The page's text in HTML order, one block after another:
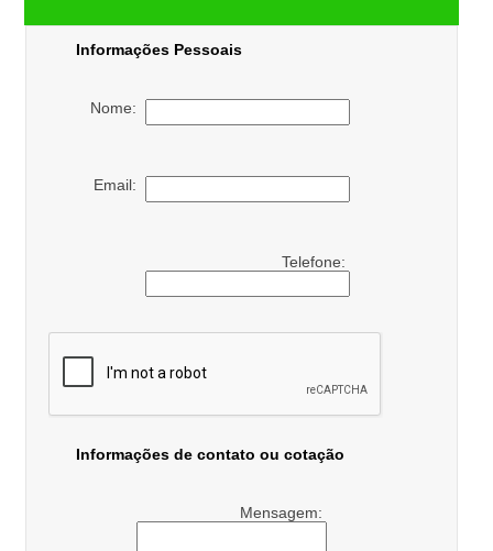
Informações Pessoais
Nome:
Email:
Telefone:
Informações de contato ou cotação
Mensagem: